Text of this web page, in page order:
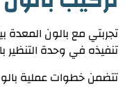
تجربتي مع بالون المعدة
تنفيذه في وحدة
تتضمن خطوات عملية